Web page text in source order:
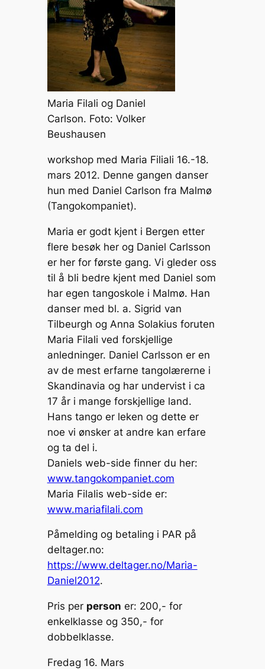
er k
Maria Filali og Daniel
Carlson. Foto: Volker
Beushausen
workshop med Maria Filiali 16.-18.
mars 2012. Denne gangen danser
hun med Daniel Carlson fra Malmø
(Tangokompaniet).
Maria er godt kjent i Bergen etter
flere besøk her og Daniel Carlsson
er her for første gang. Vi gleder oss
til å bli bedre kjent med Daniel som
har egen tangoskole i Malmø. Han
danser med bl. a. Sigrid van
Tilbeurgh og Anna Solakius foruten
Maria Filali ved forskjellige
anledninger. Daniel Carlsson er en
av de mest erfarne tangolærerne i
Skandinavia og har undervist i ca
17 år i mange forskjellige land.
Hans tango er leken og dette er
noe vi ønsker at andre kan erfare
og ta del i.
Daniels web-side finner du her:
www.tangokompaniet.com
Maria Filalis web-side er:
www.mariafilali.com
Påmelding og betaling i PAR på
deltager.no:
https://www.deltager.no/Maria-
Daniel2012.
Pris per person er: 200,- for
enkelklasse og 350,- for
dobbelklasse.
Fredag 16. Mars